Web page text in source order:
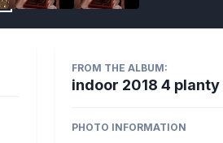
FROM THE ALBUM:
indoor 2018 4 planty
PHOTO INFORMATION